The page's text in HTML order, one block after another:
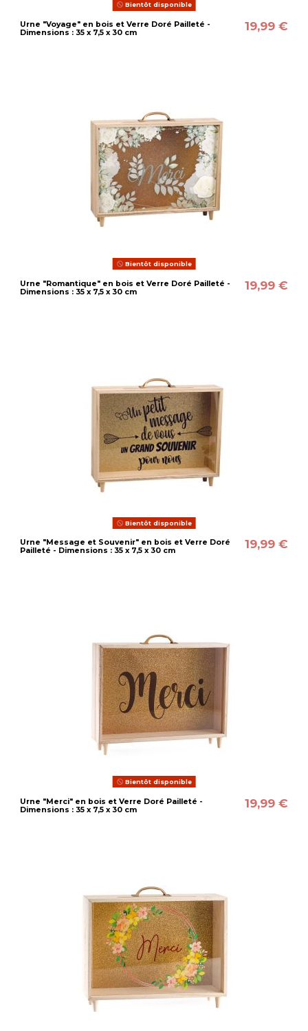
Bientôt disponible
Urne "Voyage" en bois et Verre Doré Pailleté -
Dimensions : 35 x 7,5 x 30 cm
19,99 €
Bientôt disponible
Urne "Romantique" en bois et Verre Doré Pailleté -
Dimensions : 35 x 7,5 x 30 cm
19,99 €
Bientôt disponible
Urne "Message et Souvenir" en bois et Verre Doré
Pailleté - Dimensions : 35 x 7,5 x 30 cm
19,99 €
Bientôt disponible
Urne "Merci" en bois et Verre Doré Pailleté -
Dimensions : 35 x 7,5 x 30 cm
19,99 €